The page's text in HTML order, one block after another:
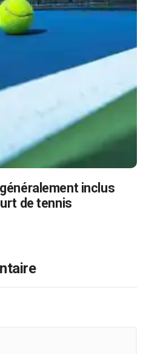
inclus
de tennis